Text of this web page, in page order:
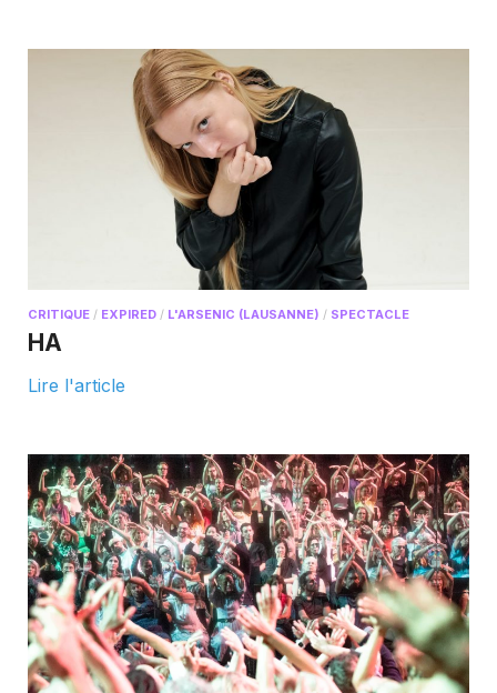
CRITIQUE / EXPIRED / L'ARSENIC (LAUSANNE) / SPECTACLE
HA
Lire l'article